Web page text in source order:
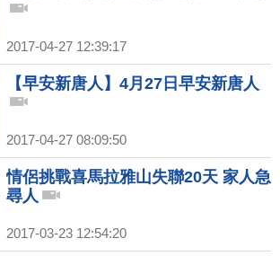
2017-04-27 12:39:17
【早安新唐人】4月27日早安新唐人
2017-04-27 08:09:50
情侶挑戰喜馬拉雅山失聯20天 家人急
尋人
2017-03-23 12:54:20